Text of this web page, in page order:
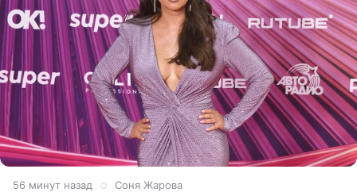
56 минут назад Соня Жарова